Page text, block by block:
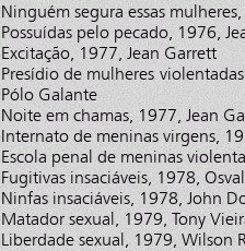
Ninguém segura essas
Possuídas pelo pecado, 1976,
Excitação, 1977, Jean Garrett
Presídio de mulheres
Pólo Galante
Noite em chamas, 1977, Jean
Internato de meninas virgens,
Escola penal de meninas
Fugitivas insaciáveis, 1978,
Ninfas insaciáveis, 1978, John
Matador sexual, 1979, Tony
Liberdade sexual, 1979, Wilson